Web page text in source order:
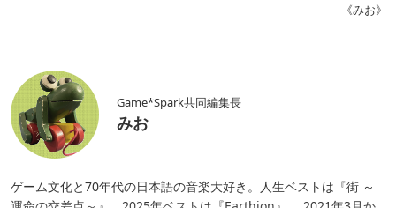
《みお》
Game*Spark共同編集長
みお
ゲーム文化と70年代の日本語の音楽大好き。人生ベストは『街 ～